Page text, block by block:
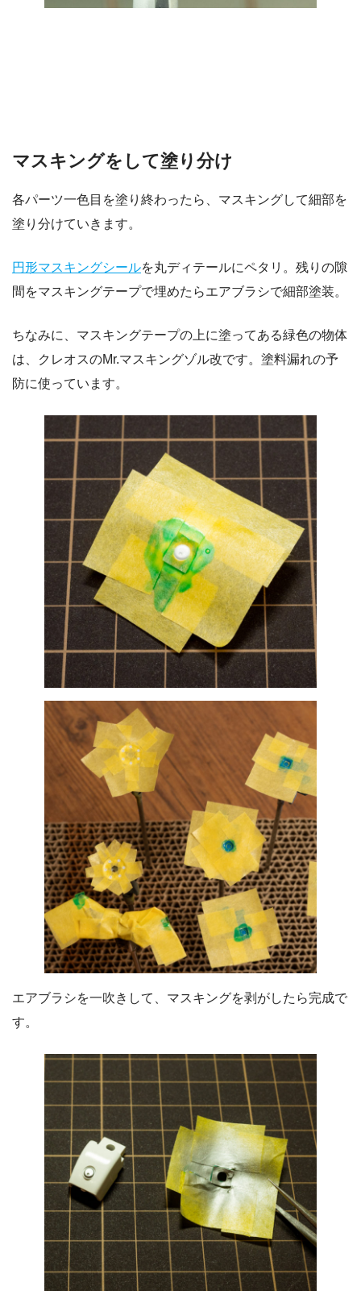
マスキングをして塗り分け
各パーツ一色目を塗り終わったら、マスキングして細部を
塗り分けていきます。
円形マスキングシールを丸ディテールにペタリ。残りの隙
間をマスキングテープで埋めたらエアブラシで細部塗装。
ちなみに、マスキングテープの上に塗ってある緑色の物体
は、クレオスのMr.マスキングゾル改です。塗料漏れの予
防に使っています。
エアブラシを一吹きして、マスキングを剥がしたら完成で
す。